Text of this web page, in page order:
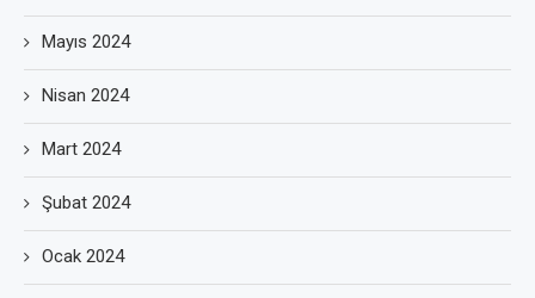
Mayıs 2024
Nisan 2024
Mart 2024
Şubat 2024
Ocak 2024